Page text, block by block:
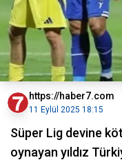
https://haber7.com
11 Eylül 2025 18:15
Süper Lig devine
oynayan yıldız